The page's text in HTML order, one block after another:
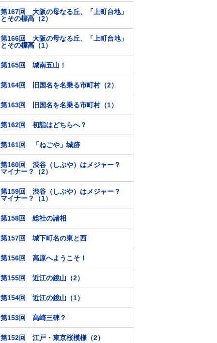
第167回 大阪の母なる丘、「上町台地」
とその標高（2）
第166回 大阪の母なる丘、「上町台地」
とその標高（1）
第165回 城南五山！
第164回 旧国名を名乗る市町村（2）
第163回 旧国名を名乗る市町村（1）
第162回 初詣はどちらへ？
第161回 「ねごや」城跡
第160回 渋谷（しぶや）はメジャー？
マイナー？（2）
第159回 渋谷（しぶや）はメジャー？
マイナー？（1）
第158回 総社の諸相
第157回 城下町名の東と西
第156回 高原へようこそ！
第155回 近江の鏡山（2）
第154回 近江の鏡山（1）
第153回 高崎三碑？
第152回 江戸・東京桜模様（2）